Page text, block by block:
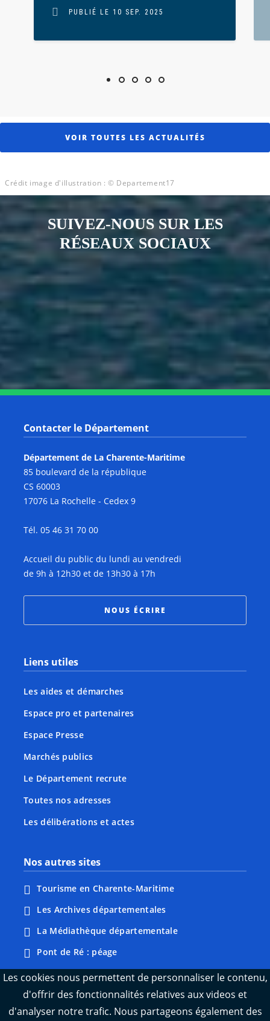
PUBLIÉ LE 10 SEP. 2025
Afficher l'image 1
Afficher l'image 2
Afficher l'image 3
Afficher l'image 4
Afficher l'image 5
VOIR TOUTES LES ACTUALITÉS
Crédit image d'illustration : © Departement17
SUIVEZ-NOUS SUR LES
RÉSEAUX SOCIAUX
Notre page Instagram
Notre page Facebook
Notre page XNotre page Tiktok
Notre page
Notre page Youtube
Contacter le Département
Département de La Charente-Maritime
85 boulevard de la république
CS 60003
17076 La Rochelle - Cedex 9
Tél. 05 46 31 70 00
Accueil du public du lundi au vendredi
de 9h à 12h30 et de 13h30 à 17h
NOUS ÉCRIRE
Liens utiles
Les aides et démarches
Espace pro et partenaires
Espace Presse
Marchés publics
Le Département recrute
Toutes nos adresses
Les délibérations et actes
Nos autres sites
Tourisme en Charente-Maritime
Les Archives départementales
La Médiathèque départementale
Pont de Ré : péage
Webcams : Ré info trafic
Webcams : Oléron info trafic
Manger 17
Les cookies nous permettent de personnaliser le contenu,
d'offrir des fonctionnalités relatives aux videos et
d'analyser notre trafic. Nous partageons également des